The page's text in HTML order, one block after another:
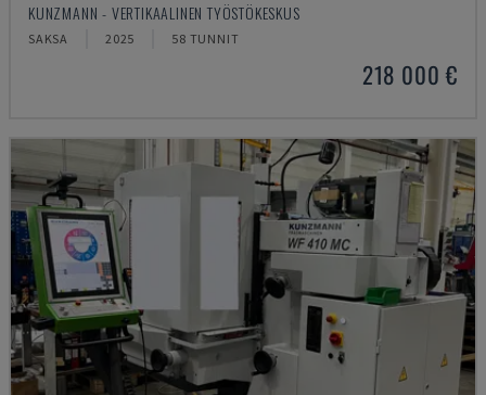
KUNZMANN - VERTIKAALINEN TYÖSTÖKESKUS
SAKSA 2025 58 TUNNIT
218 000 €